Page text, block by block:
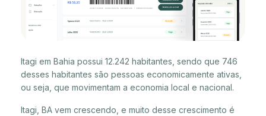
Itagi em Bahia possui 12.242 habitantes, sendo que 746
desses habitantes são pessoas economicamente ativas,
ou seja, que movimentam a economia local e nacional.
Itagi, BA vem crescendo, e muito desse crescimento é